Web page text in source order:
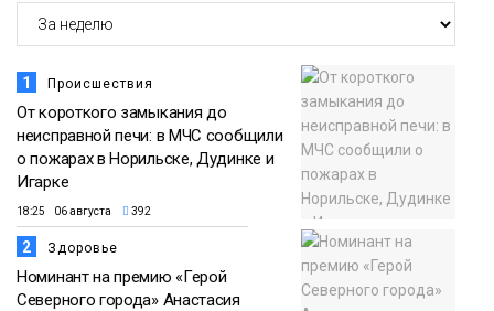
1 Происшествия
От короткого замыкания до
неисправной печи: в МЧС сообщили
о пожарах в Норильске, Дудинке и
Игарке
18:25 06 августа 392
2 Здоровье
Номинант на премию «Герой
Северного города» Анастасия